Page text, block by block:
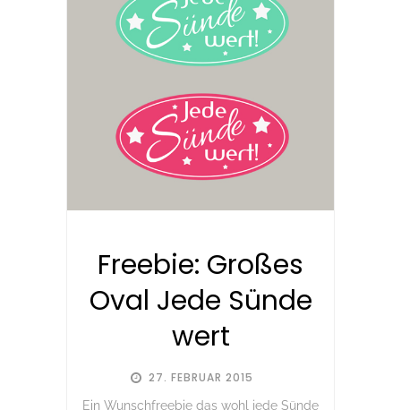
27. FEBRUAR 2015
Freebie: Großes
Oval Jede Sünde
wert
Ein Wunschfreebie das wohl jede Sünde